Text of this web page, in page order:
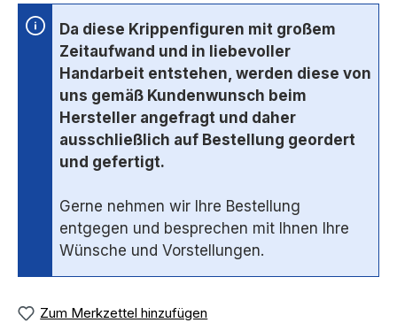
Da diese Krippenfiguren mit großem
Zeitaufwand und in liebevoller
Handarbeit entstehen, werden diese von
uns gemäß Kundenwunsch beim
Hersteller angefragt und daher
ausschließlich auf Bestellung geordert
und gefertigt.
Gerne nehmen wir Ihre Bestellung
entgegen und besprechen mit Ihnen Ihre
Wünsche und Vorstellungen.
Zum Merkzettel hinzufügen